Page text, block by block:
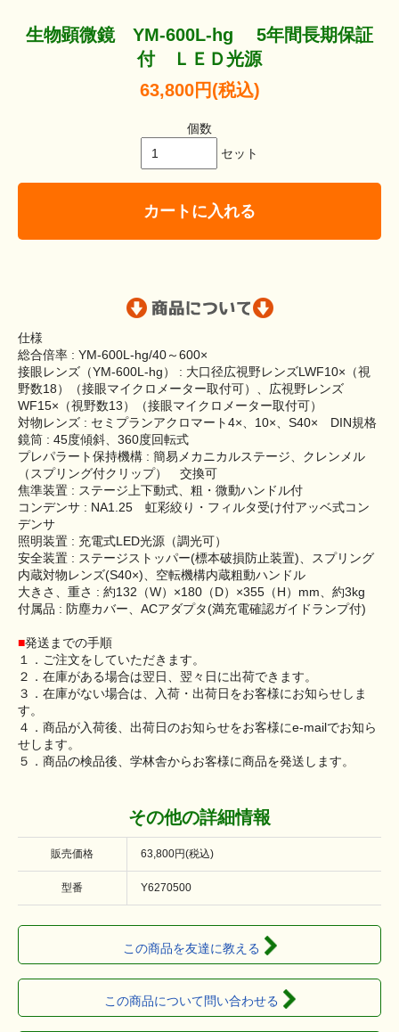
生物顕微鏡 YM-600L-hg 5年間長期保証
付 ＬＥＤ光源
63,800円(税込)
個数
セット
カートに入れる
仕様
総合倍率 : YM-600L-hg/40～600×
接眼レンズ（YM-600L-hg） : 大口径広視野レンズLWF10×（視
野数18）（接眼マイクロメーター取付可）、広視野レンズ
WF15×（視野数13）（接眼マイクロメーター取付可）
対物レンズ : セミプランアクロマート4×、10×、S40× DIN規格
鏡筒 : 45度傾斜、360度回転式
プレパラート保持機構 : 簡易メカニカルステージ、クレンメル
（スプリング付クリップ） 交換可
焦準装置 : ステージ上下動式、粗・微動ハンドル付
コンデンサ : NA1.25 虹彩絞り・フィルタ受け付アッベ式コン
デンサ
照明装置 : 充電式LED光源（調光可）
安全装置 : ステージストッパー(標本破損防止装置)、スプリング
内蔵対物レンズ(S40×)、空転機構内蔵粗動ハンドル
大きさ、重さ : 約132（W）×180（D）×355（H）mm、約3kg
付属品 : 防塵カバー、ACアダプタ(満充電確認ガイドランプ付)
■発送までの手順
１．ご注文をしていただきます。
２．在庫がある場合は翌日、翌々日に出荷できます。
３．在庫がない場合は、入荷・出荷日をお客様にお知らせしま
す。
４．商品が入荷後、出荷日のお知らせをお客様にe-mailでお知ら
せします。
５．商品の検品後、学林舎からお客様に商品を発送します。
その他の詳細情報
販売価格 63,800円(税込)
型番 Y6270500
この商品を友達に教える
この商品について問い合わせる